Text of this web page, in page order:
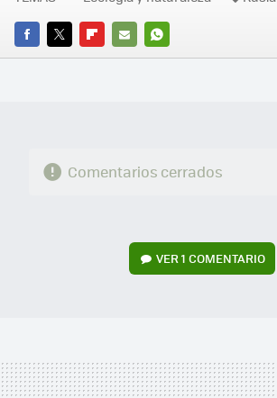
FACEBOOK
TWITTERFLIPBOARD
E-
WHATSAPP
Comentarios cerrados
VER1 COMENTARIO